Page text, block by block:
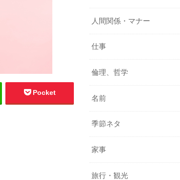
Pocket
人間関係・マナー
仕事
倫理、哲学
名前
季節ネタ
家事
旅行・観光